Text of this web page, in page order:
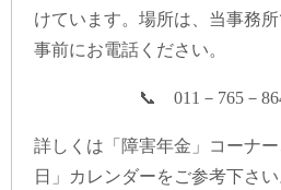
けています。場所は、当事務
事前にお電話ください。
📞 011－765－
詳しくは「障害年金」コーナ
日」カレンダーをご参考下さい